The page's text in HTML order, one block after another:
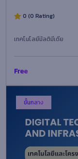
0 (0 Rating)
เทคโนโลยีมัลติมีเดีย
Free
ขั้นกลาง